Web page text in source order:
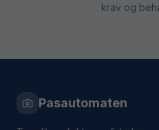
krav og
Pasautomaten